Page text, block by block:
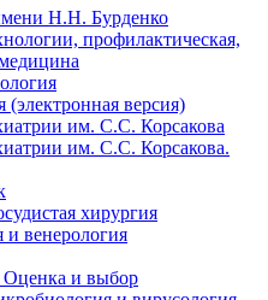
Н.Н. Бурденко
профилактическая,
(электронная версия)
им. С.С. Корсакова
им. С.С. Корсакова.
хирургия
и венерология
и выбор